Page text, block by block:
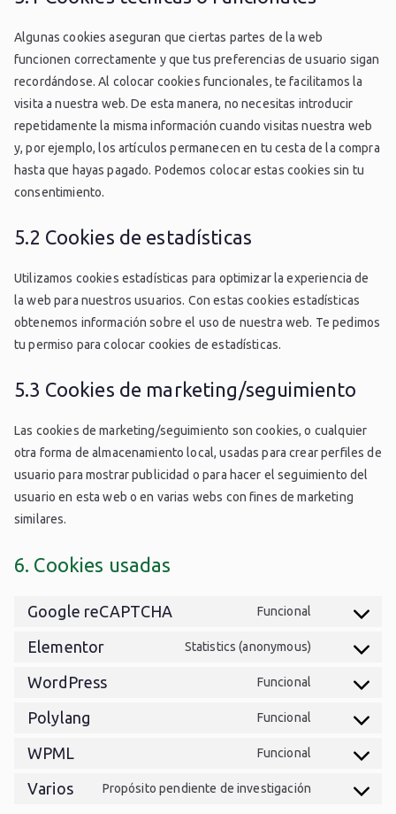
Algunas cookies aseguran que ciertas partes de la web
funcionen correctamente y que tus preferencias de usuario sigan
recordándose. Al colocar cookies funcionales, te facilitamos la
visita a nuestra web. De esta manera, no necesitas introducir
repetidamente la misma información cuando visitas nuestra web
y, por ejemplo, los artículos permanecen en tu cesta de la compra
hasta que hayas pagado. Podemos colocar estas cookies sin tu
consentimiento.
5.2 Cookies de estadísticas
Utilizamos cookies estadísticas para optimizar la experiencia de
la web para nuestros usuarios. Con estas cookies estadísticas
obtenemos información sobre el uso de nuestra web. Te pedimos
tu permiso para colocar cookies de estadísticas.
5.3 Cookies de marketing/seguimiento
Las cookies de marketing/seguimiento son cookies, o cualquier
otra forma de almacenamiento local, usadas para crear perfiles de
usuario para mostrar publicidad o para hacer el seguimiento del
usuario en esta web o en varias webs con fines de marketing
similares.
6. Cookies usadas
Google reCAPTCHA Funcional
Elementor Statistics (anonymous)
WordPress Funcional
Polylang Funcional
WPML Funcional
Varios Propósito pendiente de investigación